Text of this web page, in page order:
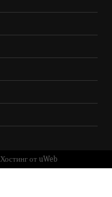
Хостинг от uWeb